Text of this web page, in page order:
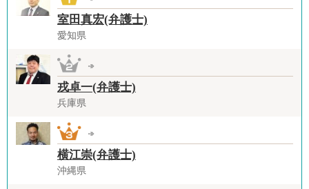
室田真宏(弁護士)
愛知県
戎卓一(弁護士)
兵庫県
横江崇(弁護士)
沖縄県